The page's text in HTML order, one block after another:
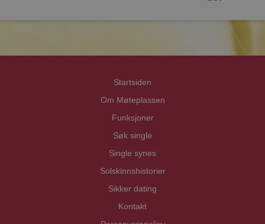
Startsiden
Om Møteplassen
Funksjoner
Søk single
Single synes
Solskinnshistorier
Sikker dating
Kontakt